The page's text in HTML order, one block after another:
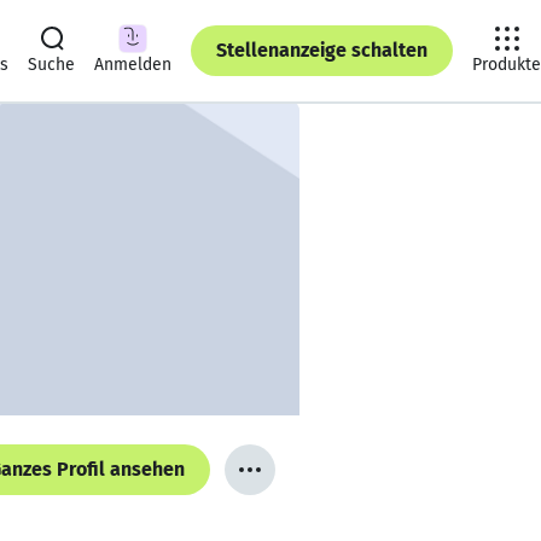
Suche Anmelden
Stellenanzeige schalten
Produkte
Profil ansehen